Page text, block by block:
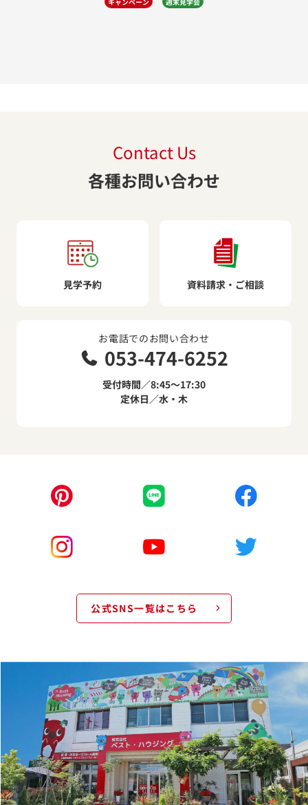
Contact Us
各種お問い合わせ
見学予約 資料請求・ご相談
お電話でのお問い合わせ
053-474-6252
受付時間／8:45～17:30
定休日／水・木
公式SNS一覧はこちら